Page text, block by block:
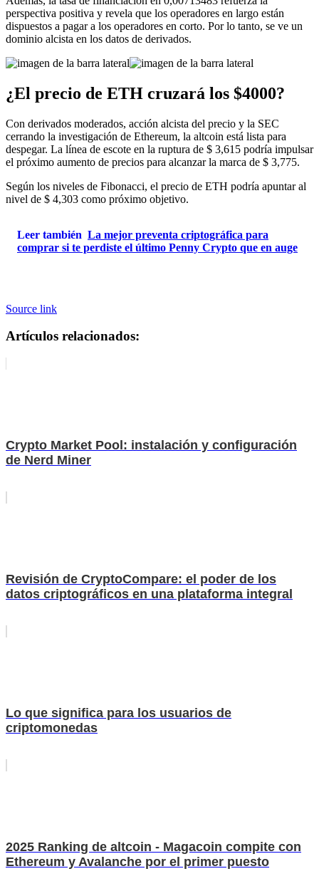
perspectiva positiva y revela que los operadores en largo están
dispuestos a pagar a los operadores en corto. Por lo tanto, se ve un
dominio alcista en los datos de derivados.
¿El precio de ETH cruzará los $4000?
Con derivados moderados, acción alcista del precio y la SEC
cerrando la investigación de Ethereum, la altcoin está lista para
despegar. La línea de escote en la ruptura de $ 3,615 podría impulsar
el próximo aumento de precios para alcanzar la marca de $ 3,775.
Según los niveles de Fibonacci, el precio de ETH podría apuntar al
nivel de $ 4,303 como próximo objetivo.
Leer también La mejor preventa criptográfica para
comprar si te perdiste el último Penny Crypto que en auge
Source link
Artículos relacionados:
Crypto Market Pool: instalación y configuración
de Nerd Miner
Revisión de CryptoCompare: el poder de los
datos criptográficos en una plataforma integral
Lo que significa para los usuarios de
criptomonedas
2025 Ranking de altcoin - Magacoin compite con
Ethereum y Avalanche por el primer puesto